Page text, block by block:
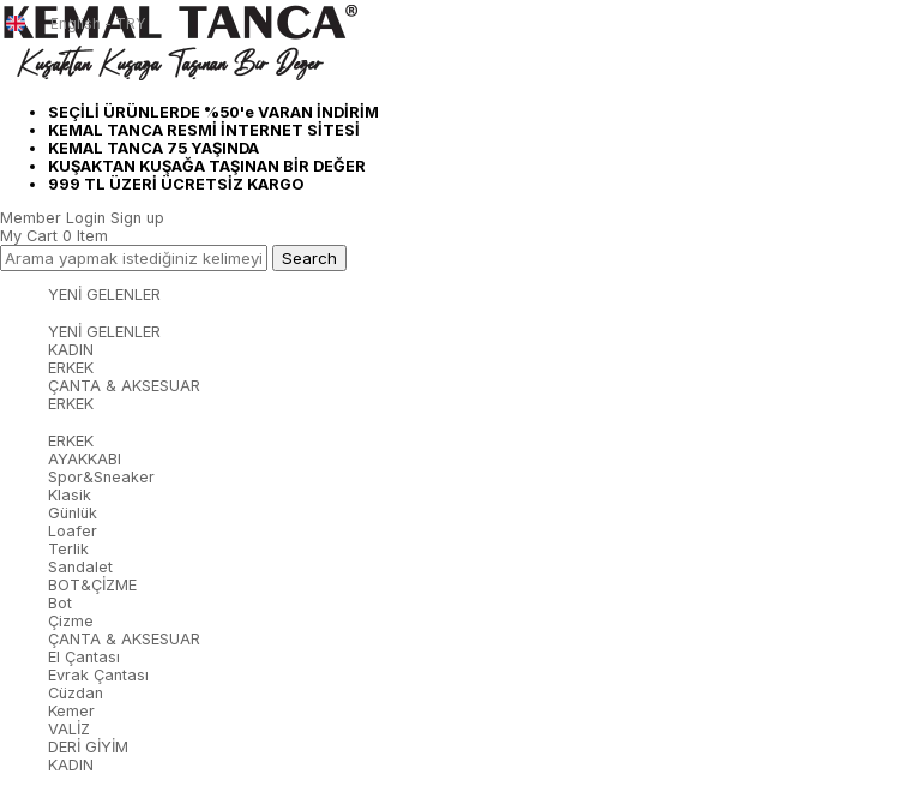
SEÇİLİ ÜRÜNLERDE %50'e VARAN İNDİRİM
KEMAL TANCA RESMİ İNTERNET SİTESİ
KEMAL TANCA 75 YAŞINDA
KUŞAKTAN KUŞAĞA TAŞINAN BİR DEĞER
999 TL ÜZERİ ÜCRETSİZ KARGO
English - TRY
Member Login Sign up
My Cart 0 Item
YENİ GELENLER
YENİ GELENLER
KADIN
ERKEK
ÇANTA & AKSESUAR
ERKEK
ERKEK
AYAKKABI
Spor&Sneaker
Klasik
Günlük
Loafer
Terlik
Sandalet
BOT&ÇİZME
Bot
Çizme
ÇANTA & AKSESUAR
El Çantası
Evrak Çantası
Cüzdan
Kemer
VALİZ
DERİ GİYİM
KADIN